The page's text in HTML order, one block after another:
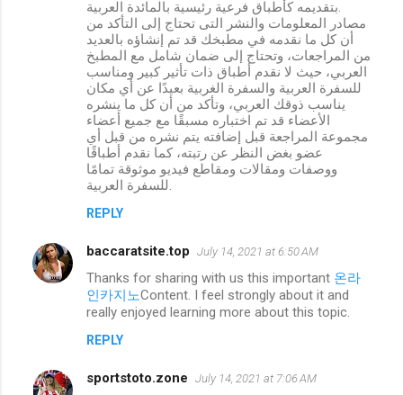
مصادر المعلومات والنشر التى تحتاج إلى التأكد من
أن كل ما نقدمه في مطبخك قد تم إنشاؤه بالعديد
من المراجعات، وتحتاج إلى ضمان شامل مع المطبخ
العربي، حيث لا نقدم أطباق ذات تأثير كبير ومناسب
للسفرة العربية والسفرة الغربية بعيدًا عن أي مكان
يناسب ذوقك العربي، وتأكد من أن كل ما ينشره
الأعضاء قد تم اختباره مسبقًا مع جميع أعضاء
مجموعة المراجعة قبل إضافته يتم نشره من قبل أي
عضو بغض النظر عن رتبته، كما نقدم أطباقًا
ووصفات ومقالات ومقاطع فيديو موثوقة تمامًا
REPLY
baccaratsite.top July 14, 2021 at 6:50 AM
Thanks for sharing with us this important 온라
인카지노Content. I feel strongly about it and
really enjoyed learning more about this topic.
REPLY
sportstoto.zone July 14, 2021 at 7:06 AM